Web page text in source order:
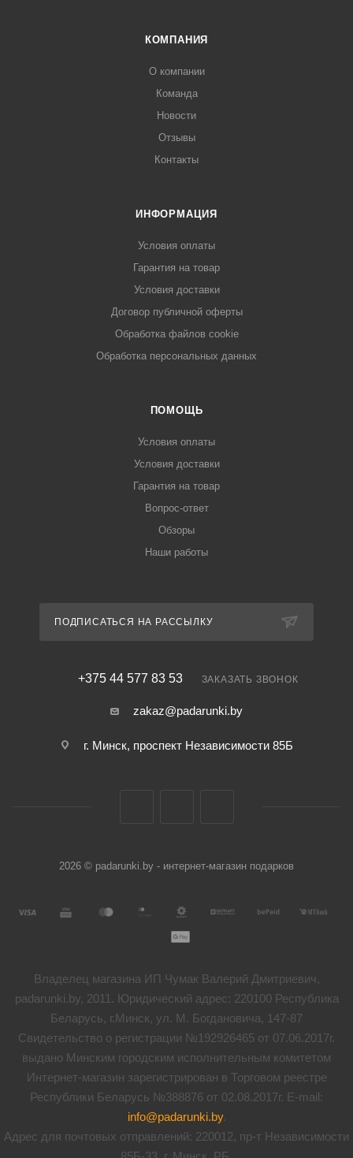
КОМПАНИЯ
О компании
Команда
Новости
Отзывы
Контакты
ИНФОРМАЦИЯ
Условия оплаты
Гарантия на товар
Условия доставки
Договор публичной оферты
Обработка файлов cookie
Обработка персональных данных
ПОМОЩЬ
Условия оплаты
Условия доставки
Гарантия на товар
Вопрос-ответ
Обзоры
Наши работы
ПОДПИСАТЬСЯ НА РАССЫЛКУ
+375 44 577 83 53 ЗАКАЗАТЬ ЗВОНОК
zakaz@padarunki.by
г. Минск, проспект Независимости 85Б
2026 © padarunki.by - интернет-магазин подарков
Владелец магазина ИП Чумак Валерий Дмитриевич,
padarunki.by, 2011. Юридический адрес: 220100 Республика
Беларусь, г.Минск, ул. М. Богдановича, 147-87
Свидетельство о регистрации №192926465 от 07.06.2017г.
выдано Минским городским исполнительным комитетом
Интернет-магазин зарегистрирован в Торговом реестре
Республики Беларусь №388876 от 02.08.2017г. E-mail:
info@padarunki.by.
Адрес для почтовых отправлений: 220012, пр-т Независимости